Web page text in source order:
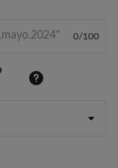
0/100